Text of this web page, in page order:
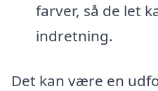
farver, så de let
indretning.
Det kan være en